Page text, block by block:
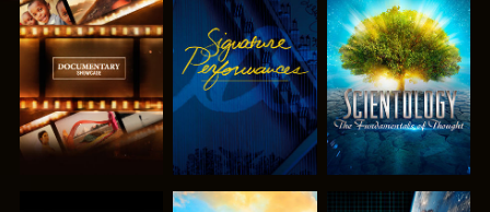
DÉCOUVRIR
LES SÉRIES
REGARDER
DÉCOUVRIR
LES SÉRIES